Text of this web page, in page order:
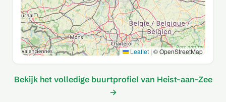
Leaflet | © OpenStreetMap
Bekijk het volledige buurtprofiel van Heist-aan-Zee
→